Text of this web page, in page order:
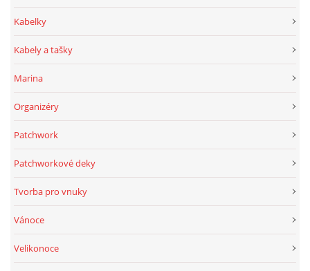
Kabelky
Kabely a tašky
Marina
Organizéry
Patchwork
Patchworkové deky
Tvorba pro vnuky
Vánoce
Velikonoce